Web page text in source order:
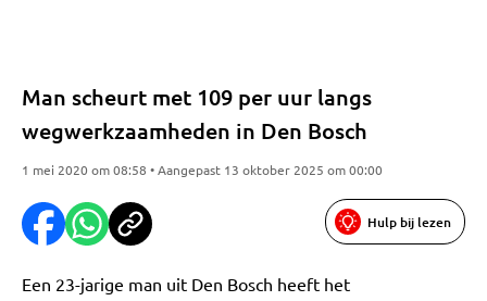
Man scheurt met 109 per uur langs
wegwerkzaamheden in Den Bosch
1 mei 2020 om 08:58 • Aangepast 13 oktober 2025 om 00:00
Hulp bij lezen
Een 23-jarige man uit Den Bosch heeft het